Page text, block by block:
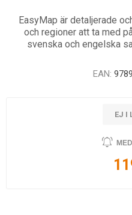
EasyMap är detaljerade
och regioner att ta med
svenska och engelska
EAN:
EJ I